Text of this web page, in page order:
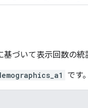
づいて表示回数の統
です。